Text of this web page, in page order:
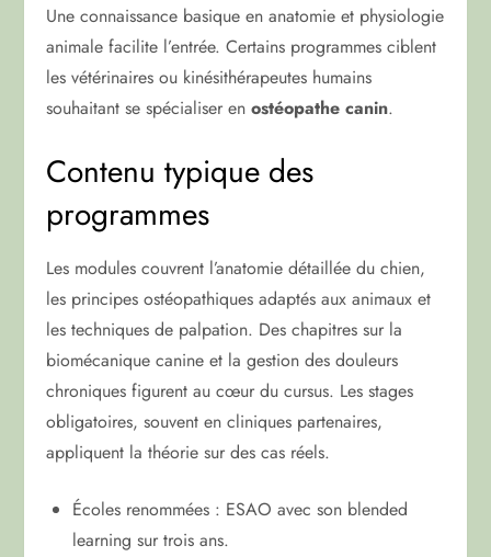
Une connaissance basique en anatomie et physiologie
animale facilite l’entrée. Certains programmes ciblent
les vétérinaires ou kinésithérapeutes humains
souhaitant se spécialiser enostéopathe canin.
Contenu typique des
programmes
Les modules couvrent l’anatomie détaillée du chien,
les principes ostéopathiques adaptés aux animaux et
les techniques de palpation. Des chapitres sur la
biomécanique canine et la gestion des douleurs
chroniques figurent au cœur du cursus. Les stages
obligatoires, souvent en cliniques partenaires,
appliquent la théorie sur des cas réels.
Écoles renommées : ESAO avec son blended
learning sur trois ans.